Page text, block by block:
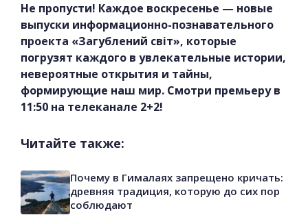
Не пропусти! Каждое воскресенье — новые
выпуски информационно-познавательного
проекта «Загублений світ», которые
погрузят каждого в увлекательные истории,
невероятные открытия и тайны,
формирующие наш мир. Смотри премьеру в
11:50 на телеканале 2+2!
Читайте также:
Почему в Гималаях запрещено кричать:
древняя традиция, которую до сих пор
соблюдают